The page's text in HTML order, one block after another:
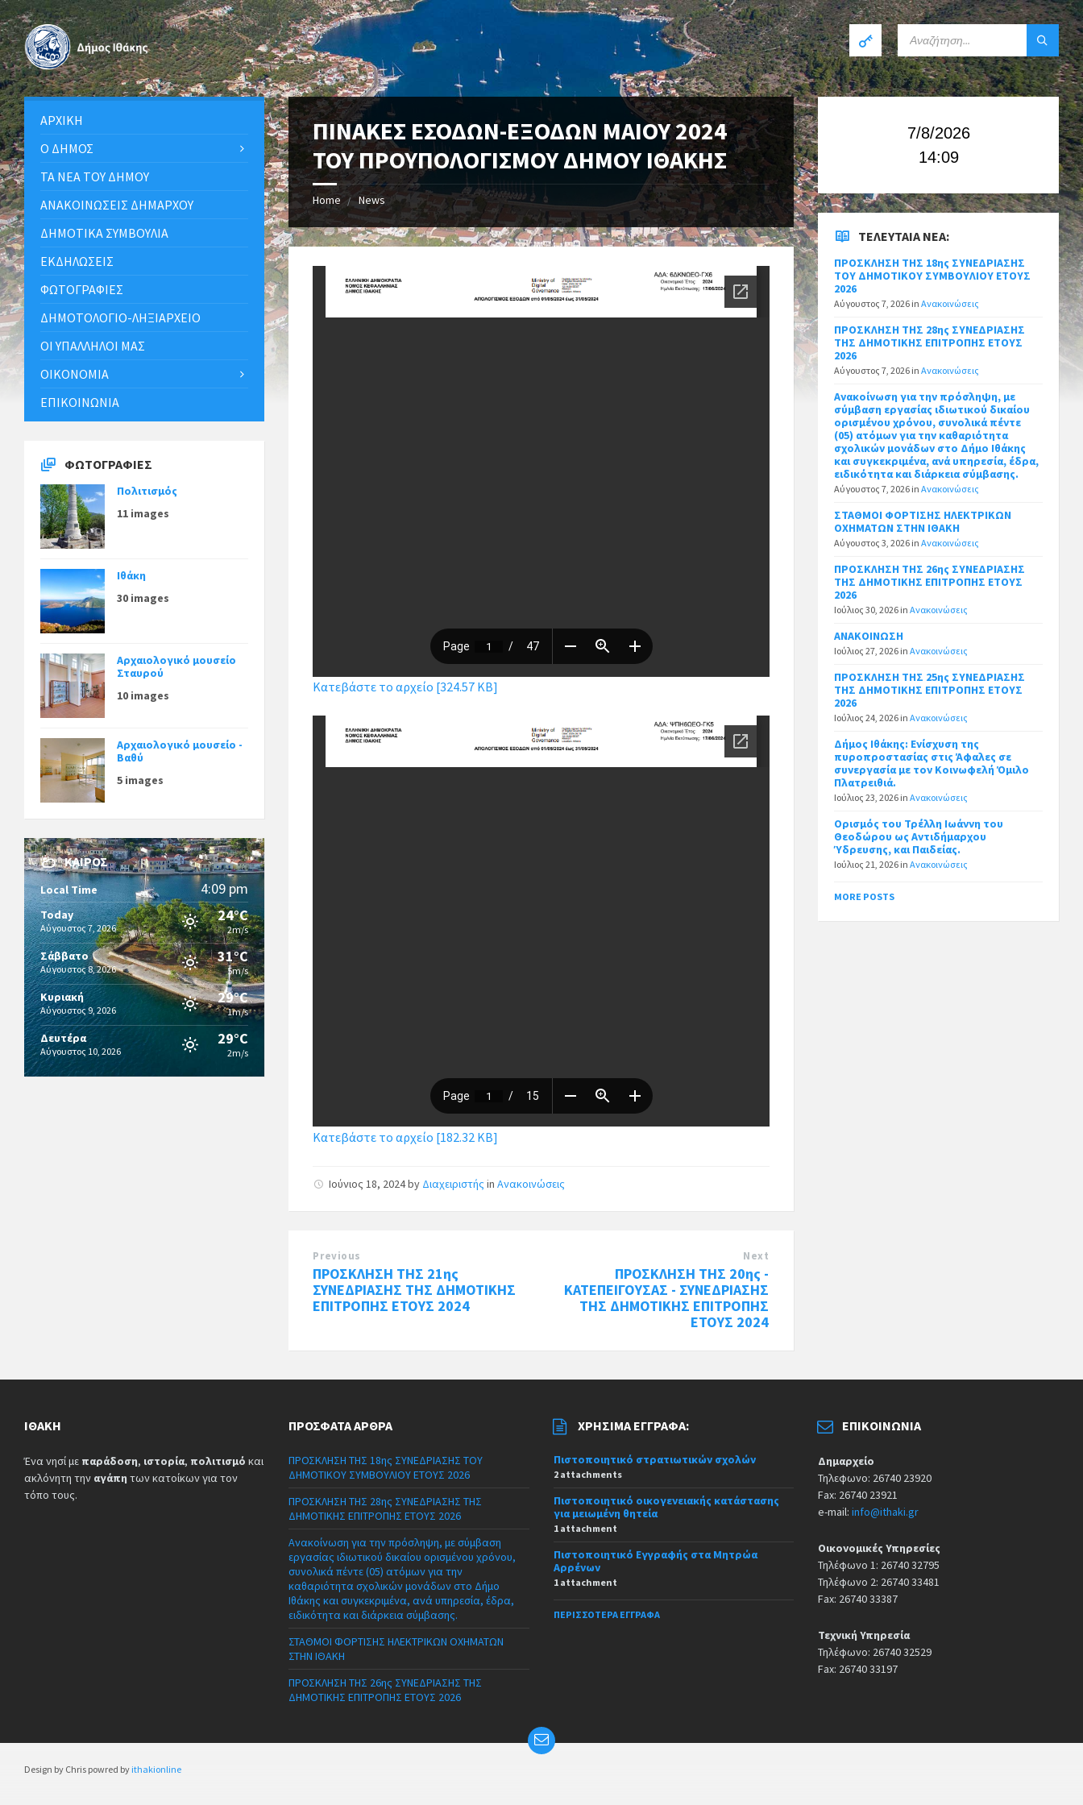
ΠΙΝΑΚΕΣ ΕΣΟΔΩΝ-ΕΞΟΔΩΝ ΜΑΙΟΥ 2024
ΤΟΥ ΠΡΟΥΠΟΛΟΓΙΣΜΟΥ ΔΗΜΟΥ ΙΘΑΚΗΣ
Home News
Κατεβάστε το αρχείο [324.57 KB]
Κατεβάστε το αρχείο [182.32 KB]
Ιούνιος 18, 2024by Διαχειριστής inΑνακοινώσεις
Previous
ΠΡΟΣΚΛΗΣΗ ΤΗΣ 21ης
ΣΥΝΕΔΡΙΑΣΗΣ ΤΗΣ ΔΗΜΟΤΙΚΗΣ
ΕΠΙΤΡΟΠΗΣ ΕΤΟΥΣ 2024
Next
ΠΡΟΣΚΛΗΣΗ ΤΗΣ 20ης -
ΚΑΤΕΠΕΙΓΟΥΣΑΣ - ΣΥΝΕΔΡΙΑΣΗΣ
ΤΗΣ ΔΗΜΟΤΙΚΗΣ ΕΠΙΤΡΟΠΗΣ
ΕΤΟΥΣ 2024
ΑΡΧΙΚΉ
Ο ΔΉΜΟΣ
ΤΑ ΝΈΑ ΤΟΥ ΔΉΜΟΥ
ΑΝΑΚΟΙΝΩΣΕΙΣ ΔΗΜΑΡΧΟΥ
ΔΗΜΟΤΙΚΆ ΣΥΜΒΟΎΛΙΑ
ΕΚΔΗΛΏΣΕΙΣ
ΦΩΤΟΓΡΑΦΊΕΣ
ΔΗΜΟΤΟΛΌΓΙΟ-ΛΗΞΙΑΡΧΕΊΟ
ΟΙ ΥΠΆΛΛΗΛΟΙ ΜΑΣ
ΟΙΚΟΝΟΜΊΑ
ΕΠΙΚΟΙΝΩΝΊΑ
ΦΩΤΟΓΡΑΦΊΕΣ
Πολιτισμός
11 images
Ιθάκη
30 images
Αρχαιολογικό μουσείο
Σταυρού
10 images
Αρχαιολογικό μουσείο -
Βαθύ
5 images
ΚΑΙΡΌΣ
Local Time 4:09 pm
Today
Αύγουστος 7, 2026
24°C
2m/s
Σάββατο
Αύγουστος 8, 2026
31°C
5m/s
Κυριακή
Αύγουστος 9, 2026
29°C
1m/s
Δευτέρα
Αύγουστος 10, 2026
29°C
2m/s
7/8/2026
14:09
ΤΕΛΕΥΤΑΊΑ ΝΈΑ:
ΠΡΟΣΚΛΗΣΗ ΤΗΣ 18ης ΣΥΝΕΔΡΙΑΣΗΣ
ΤΟΥ ΔΗΜΟΤΙΚΟΥ ΣΥΜΒΟΥΛΙΟΥ ΕΤΟΥΣ
2026
Αύγουστος 7, 2026 inΑνακοινώσεις
ΠΡΟΣΚΛΗΣΗ ΤΗΣ 28ης ΣΥΝΕΔΡΙΑΣΗΣ
ΤΗΣ ΔΗΜΟΤΙΚΗΣ ΕΠΙΤΡΟΠΗΣ ΕΤΟΥΣ
2026
Αύγουστος 7, 2026 inΑνακοινώσεις
Ανακοίνωση για την πρόσληψη, με
σύμβαση εργασίας ιδιωτικού δικαίου
ορισμένου χρόνου, συνολικά πέντε
(05) ατόμων για την καθαριότητα
σχολικών μονάδων στο Δήμο Ιθάκης
και συγκεκριμένα, ανά υπηρεσία, έδρα,
ειδικότητα και διάρκεια σύμβασης.
Αύγουστος 7, 2026 inΑνακοινώσεις
ΣΤΑΘΜΟΙ ΦΟΡΤΙΣΗΣ ΗΛΕΚΤΡΙΚΩΝ
ΟΧΗΜΑΤΩΝ ΣΤΗΝ ΙΘΑΚΗ
Αύγουστος 3, 2026 inΑνακοινώσεις
ΠΡΟΣΚΛΗΣΗ ΤΗΣ 26ης ΣΥΝΕΔΡΙΑΣΗΣ
ΤΗΣ ΔΗΜΟΤΙΚΗΣ ΕΠΙΤΡΟΠΗΣ ΕΤΟΥΣ
2026
Ιούλιος 30, 2026 inΑνακοινώσεις
ΑΝΑΚΟΙΝΩΣΗ
Ιούλιος 27, 2026 inΑνακοινώσεις
ΠΡΟΣΚΛΗΣΗ ΤΗΣ 25ης ΣΥΝΕΔΡΙΑΣΗΣ
ΤΗΣ ΔΗΜΟΤΙΚΗΣ ΕΠΙΤΡΟΠΗΣ ΕΤΟΥΣ
2026
Ιούλιος 24, 2026 inΑνακοινώσεις
Δήμος Ιθάκης: Ενίσχυση της
πυροπροστασίας στις Άφαλες σε
συνεργασία με τον Κοινωφελή Όμιλο
Πλατρειθιά.
Ιούλιος 23, 2026 inΑνακοινώσεις
Ορισμός του Τρέλλη Ιωάννη του
Θεοδώρου ως Αντιδήμαρχου
Ύδρευσης, και Παιδείας.
Ιούλιος 21, 2026 inΑνακοινώσεις
MORE POSTS
ΙΘΆΚΗ
Ένα νησί με παράδοση, ιστορία, πολιτισμό και
ακλόνητη την αγάπη των κατοίκων για τον
τόπο τους.
ΠΡΌΣΦΑΤΑ ΆΡΘΡΑ
ΠΡΟΣΚΛΗΣΗ ΤΗΣ 18ης ΣΥΝΕΔΡΙΑΣΗΣ ΤΟΥ
ΔΗΜΟΤΙΚΟΥ ΣΥΜΒΟΥΛΙΟΥ ΕΤΟΥΣ 2026
ΠΡΟΣΚΛΗΣΗ ΤΗΣ 28ης ΣΥΝΕΔΡΙΑΣΗΣ ΤΗΣ
ΔΗΜΟΤΙΚΗΣ ΕΠΙΤΡΟΠΗΣ ΕΤΟΥΣ 2026
Ανακοίνωση για την πρόσληψη, με σύμβαση
εργασίας ιδιωτικού δικαίου ορισμένου χρόνου,
συνολικά πέντε (05) ατόμων για την
καθαριότητα σχολικών μονάδων στο Δήμο
Ιθάκης και συγκεκριμένα, ανά υπηρεσία, έδρα,
ειδικότητα και διάρκεια σύμβασης.
ΣΤΑΘΜΟΙ ΦΟΡΤΙΣΗΣ ΗΛΕΚΤΡΙΚΩΝ ΟΧΗΜΑΤΩΝ
ΣΤΗΝ ΙΘΑΚΗ
ΠΡΟΣΚΛΗΣΗ ΤΗΣ 26ης ΣΥΝΕΔΡΙΑΣΗΣ ΤΗΣ
ΔΗΜΟΤΙΚΗΣ ΕΠΙΤΡΟΠΗΣ ΕΤΟΥΣ 2026
ΧΡΉΣΙΜΑ ΈΓΓΡΑΦΑ:
Πιστοποιητικό στρατιωτικών σχολών
2 attachments
Πιστοποιητικό οικογενειακής κατάστασης
για μειωμένη θητεία
1 attachment
Πιστοποιητικό Εγγραφής στα Μητρώα
Αρρένων
1 attachment
ΠΕΡΙΣΣΌΤΕΡΑ ΈΓΓΡΑΦΑ
ΕΠΙΚΟΙΝΩΝΊΑ
Δημαρχείο
Τηλεφωνο: 26740 23920
Fax: 26740 23921
e-mail:info@ithaki.gr
Οικονομικές Υπηρεσίες
Τηλέφωνο 1: 26740 32795
Τηλέφωνο 2: 26740 33481
Fax: 26740 33387
Τεχνική Υπηρεσία
Τηλέφωνο: 26740 32529
Fax: 26740 33197
Design by Chris powred by ithakionline